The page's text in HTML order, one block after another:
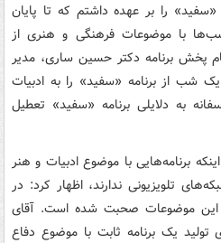
«سفید» را بر عهده داشتم که تا پایان
با موضوعات فرهنگی و هنری از
برنامه دکتر حسین ساری، مدیر
شب از برنامه «سفید» را به ادبیات
به دلایلی برنامه «سفید» تعطیل
برنامه‌هایی با موضوع ادبیات و هنر
تلویزیونی ندارند، اظهار کرد: در
این موضوعات صحبت شده است. آقای
یک برنامه ثابت با موضوع دفاع